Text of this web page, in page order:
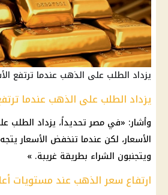
يزداد الطلب على الذهب عندما ترتفع
يزداد الطلب على الذهب عندما
وأشار: «في مصر تحديداً، يزداد الطلب
الأسعار، لكن عندما تنخفض الأسعار
ويتجنبون الشراء بطريقة غريبة. »
ارتفاع سعر الذهب عند مستويات